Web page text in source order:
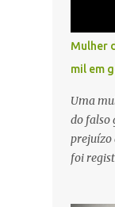
Mulher
mil em
Uma
do falso
prejuízo
foi